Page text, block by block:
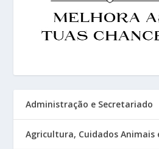
Administração e Secretariado
Agricultura, Cuidados Animais